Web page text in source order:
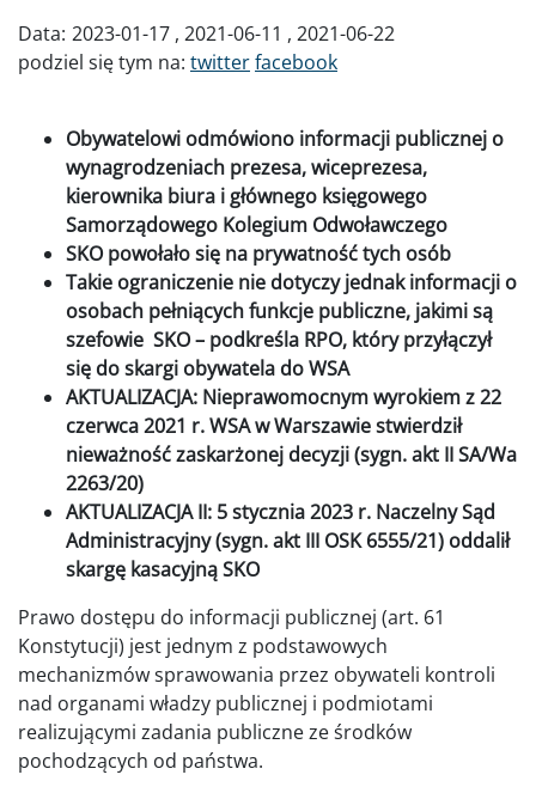
Data: 2023-01-17 2021-06-11
2021-06-22
podziel się tym na: twitterfacebook
Obywatelowi odmówiono informacji publicznej o
wynagrodzeniach prezesa, wiceprezesa,
kierownika biura i głównego księgowego
Samorządowego Kolegium Odwoławczego
SKO powołało się na prywatność tych osób
Takie ograniczenie nie dotyczy jednak informacji o
osobach pełniących funkcje publiczne, jakimi są
szefowie SKO – podkreśla RPO, który przyłączył
się do skargi obywatela do WSA
AKTUALIZACJA: Nieprawomocnym wyrokiem z 22
czerwca 2021 r. WSA w Warszawie stwierdził
nieważność zaskarżonej decyzji (sygn. akt II SA/Wa
2263/20)
AKTUALIZACJA II: 5 stycznia 2023 r. Naczelny Sąd
Administracyjny (sygn. akt III OSK 6555/21) oddalił
skargę kasacyjną SKO
Prawo dostępu do informacji publicznej (art. 61
Konstytucji) jest jednym z podstawowych
mechanizmów sprawowania przez obywateli kontroli
nad organami władzy publicznej i podmiotami
realizującymi zadania publiczne ze środków
pochodzących od państwa.